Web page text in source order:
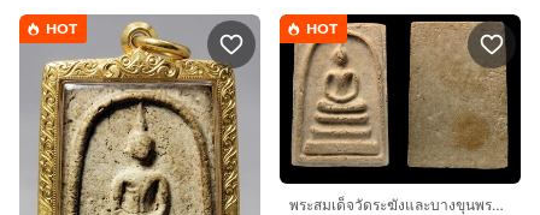
HOT HOT
พระสมเด็จวัดระฆังและบางขุนพรหม หลายรายการ AA79999